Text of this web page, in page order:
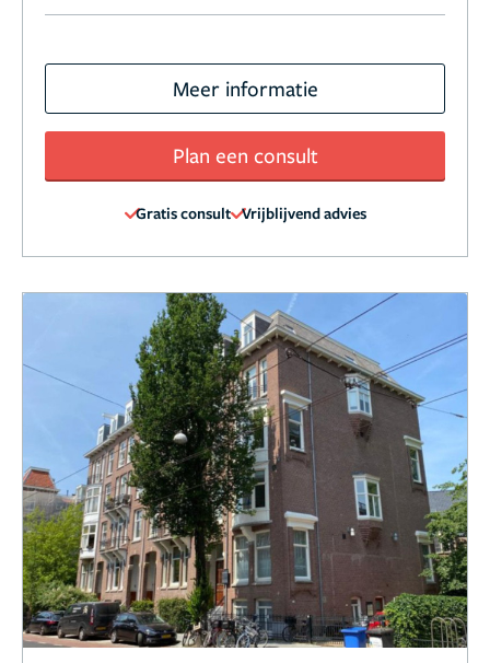
Meer informatie
Plan een consult
Gratis consult Vrijblijvend advies